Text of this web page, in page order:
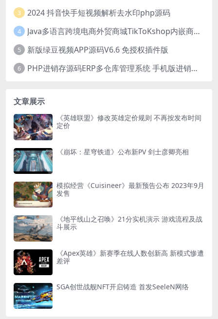
3 2024 抖音快手短视频解析去水印php源码
4 Java多语言跨境电商外贸商城TikToKshop内嵌商城I商家入驻I一键铺
5 新版绿豆视频APP源码V6.6 免授权插件版
6 PHP进销存源码ERP多仓库管理系统 手机版进销存 php网络版进销存小程序
文章展示
《英雄联盟》修改英雄定价规则 不再按发布时间
定价
《崩坏：星穹铁道》公布新PV 剑士彦卿亮相
模拟经营《Cuisineer》最新预告公布 2023年9月
发售
《地平线山之召唤》21分实机演示 游戏流程及战
斗展示
《Apex英雄》新赛季在线人数创新高 新模式惨遭
差评
SGA创世战舰NFT开启铸造 首发SeeleN网络